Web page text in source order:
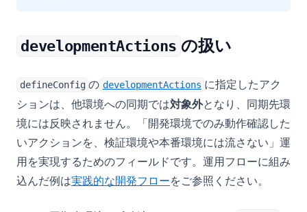
developmentActions の扱い
defineConfig の developmentActions に指定したアク
ションは、他環境への同期では対象外となり、同期先環
境には反映されません。「開発環境でのみ動作確認した
いアクションを、検証環境や本番環境には流さない」運
用を実現するためのフィールドです。運用フローに組み
込んだ例は実践的な開発フローをご参照ください。